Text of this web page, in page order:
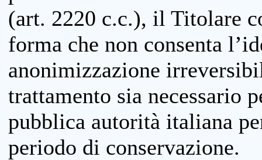
(art. 2220 c.c.), il Titolare
forma che non consenta
anonimizzazione
trattamento sia necessario
pubblica autorità italiana
periodo di conservazione.